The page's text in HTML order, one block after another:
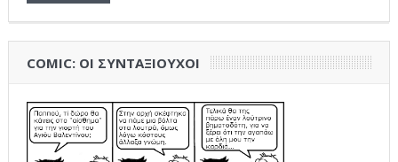
COMIC: ΟΙ ΣΥΝΤΑΞΙΟΎΧΟΙ